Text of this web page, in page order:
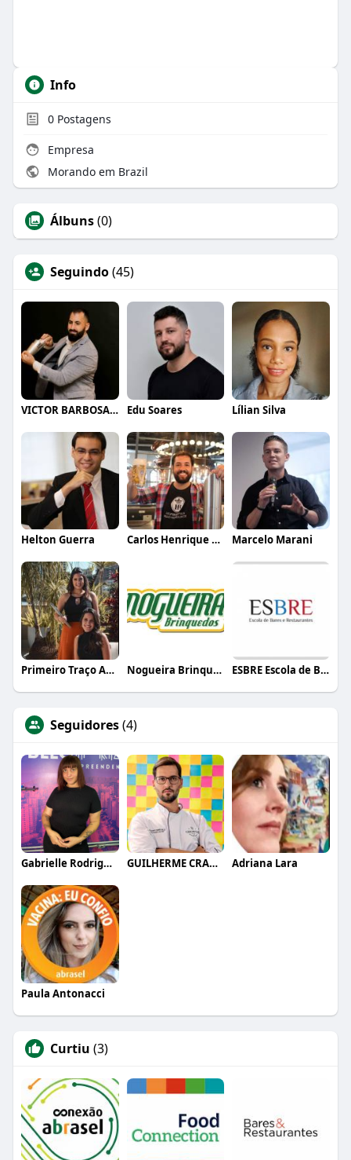
Info
0Postagens
Empresa
Morando em Brazil
Álbuns(0)
Seguindo(45)
VICTOR BARBOSA QUARANTA Edu Soares Lílian Silva
Helton Guerra Carlos Henrique de Faria Vasconcelos Marcelo Marani
Primeiro Traço Arquitetura Nogueira Brinquedos ESBRE Escola de Bares e Restaurantes
Seguidores(4)
Gabrielle Rodrigues GUILHERME CRAMER BALLE Adriana Lara
Paula Antonacci
Curtiu (3)